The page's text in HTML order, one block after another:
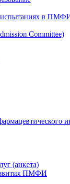
испытаниях в
Committee)
(анкета)
ПМФИ